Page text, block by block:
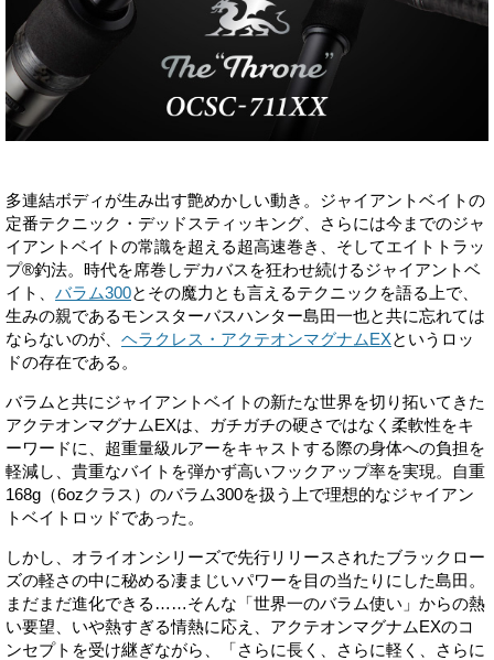
多連結ボディが生み出す艶めかしい動き。ジャイアントベイトの
定番テクニック・デッドスティッキング、さらには今までのジャ
イアントベイトの常識を超える超高速巻き、そしてエイトトラッ
プ®釣法。時代を席巻しデカバスを狂わせ続けるジャイアントベ
イト、 バラム300とその魔力とも言えるテクニックを語る上で、
生みの親であるモンスターバスハンター島田一也と共に忘れては
ならないのが、 ヘラクレス・アクテオンマグナムEXというロッ
ドの存在である。
バラムと共にジャイアントベイトの新たな世界を切り拓いてきた
アクテオンマグナムEXは、ガチガチの硬さではなく柔軟性をキ
ーワードに、超重量級ルアーをキャストする際の身体への負担を
軽減し、貴重なバイトを弾かず高いフックアップ率を実現。自重
168g（6ozクラス）のバラム300を扱う上で理想的なジャイアン
トベイトロッドであった。
しかし、オライオンシリーズで先行リリースされたブラックロー
ズの軽さの中に秘める凄まじいパワーを目の当たりにした島田。
まだまだ進化できる……そんな「世界一のバラム使い」からの熱
い要望、いや熱すぎる情熱に応え、アクテオンマグナムEXのコ
ンセプトを受け継ぎながら、「さらに長く、さらに軽く、さらに